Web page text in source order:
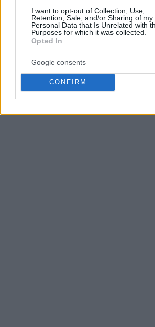
I want to opt-out of Collection, Use,
Retention, Sale, and/or Sharing of my
Personal Data that Is Unrelated with
Purposes for which it was collected.
Opted In
Google consents
CONFIRM
rebotes y 2,8 asistencias en 11 minutos
Experiencia en la Euroliga:39 partidos
Tras el inicio de la guerra de Ucrania y la
equipos rusos en la Euroliga, Iffe
para dar un salto que ya podía
verano pasado.